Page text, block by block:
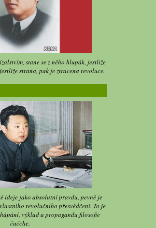
stane se z něho hlupák, jestliže
strana, pak je ztracena revoluce.
ideje jako absolutní pravdu, pevně je
revolučního přesvědčení. To je
výklad a propagandu filosofie
čučche.